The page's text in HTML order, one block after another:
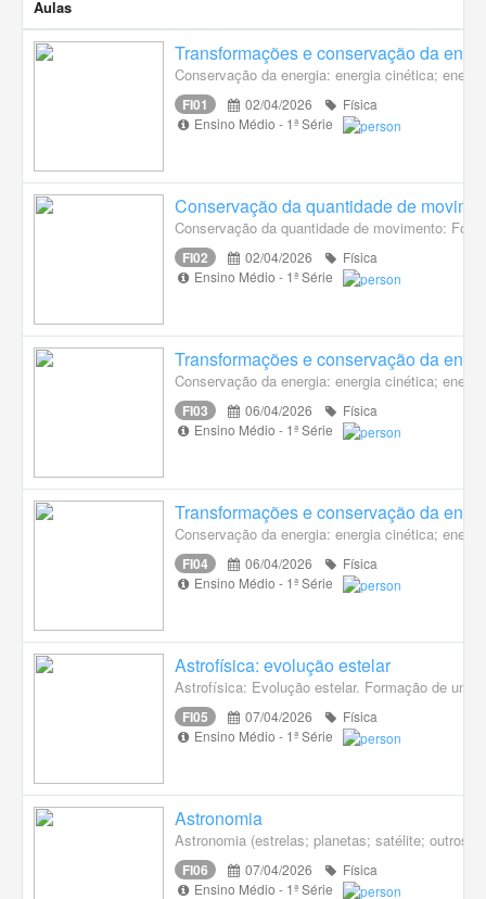
Aulas
Transformações e conservação da
Conservação da energia: energia cinética;
FI01 02/04/2026
Física
Ensino Médio - 1ª Série
Conservação da quantidade de
Conservação da quantidade de movimento:
FI02 02/04/2026
Física
Ensino Médio - 1ª Série
Transformações e conservação da
Conservação da energia: energia cinética;
FI03 06/04/2026
Física
Ensino Médio - 1ª Série
Transformações e conservação da
Conservação da energia: energia cinética;
FI04 06/04/2026
Física
Ensino Médio - 1ª Série
Astrofísica: evolução estelar
Astrofísica: Evolução estelar. Formação de
FI05 07/04/2026
Física
Ensino Médio - 1ª Série
Astronomia
Astronomia (estrelas; planetas; satélite; outros
FI06 07/04/2026
Física
Ensino Médio - 1ª Série